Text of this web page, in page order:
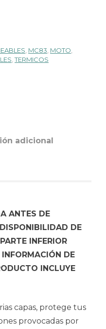
MC83 MOTO
,TERMICOS
adicional
ANTES DE
DE
INFERIOR
DE
INCLUYE
capas, protege tus
provocadas por